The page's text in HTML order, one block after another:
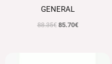
GENERAL
88.35€ 85.70€